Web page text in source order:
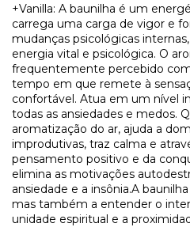
+Vanilla: A baunilha é um
carrega uma carga de vigor e
mudanças psicológicas
energia vital e psicológica. O
frequentemente percebido
tempo em que remete à
confortável. Atua em um nível
todas as ansiedades e medos.
aromatização do ar, ajuda a
improdutivas, traz calma e
pensamento positivo e da
elimina as motivações
ansiedade e a insônia.A
mas também a entender o
unidade espiritual e a